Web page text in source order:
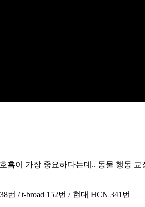
이 가장 중요하다는데.. 동물 행동
번 / t-broad 152번 / 현대 HCN 341번